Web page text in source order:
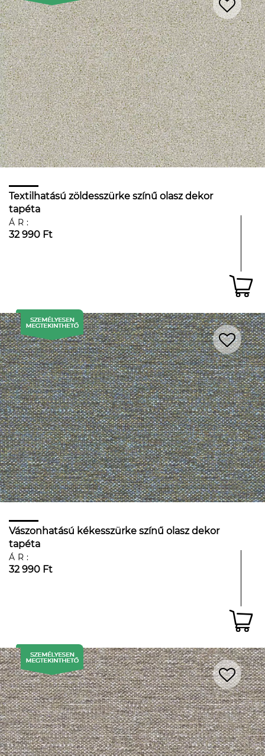
Textilhatású zöldesszürke színű olasz dekor
tapéta
ÁR:
32 990 Ft
Vászonhatású kékesszürke színű olasz dekor
tapéta
ÁR:
32 990 Ft